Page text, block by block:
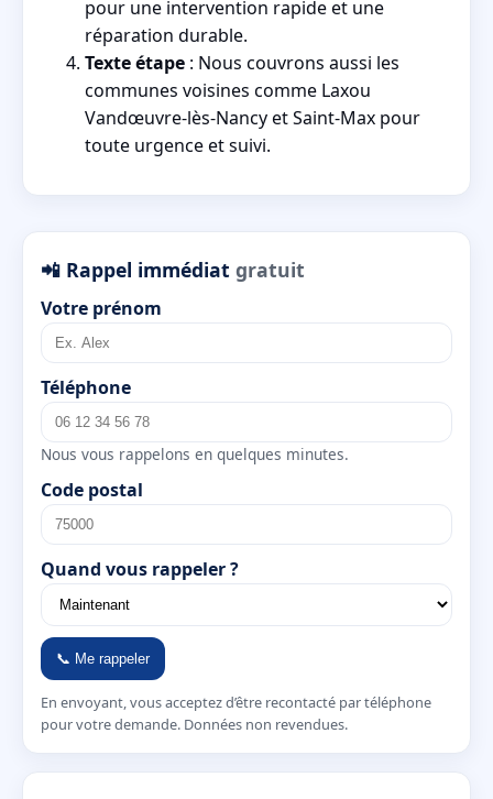
pour une intervention rapide et une
réparation durable.
Texte étape : Nous couvrons aussi les
communes voisines comme Laxou
Vandœuvre-lès-Nancy et Saint-Max pour
toute urgence et suivi.
📲 Rappel immédiat gratuit
Votre prénom
Téléphone
Nous vous rappelons en quelques minutes.
Code postal
Quand vous rappeler ?
📞 Me rappeler
En envoyant, vous acceptez d’être recontacté par téléphone
pour votre demande. Données non revendues.